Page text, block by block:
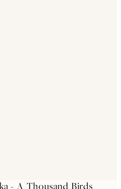
- A Thousand Birds